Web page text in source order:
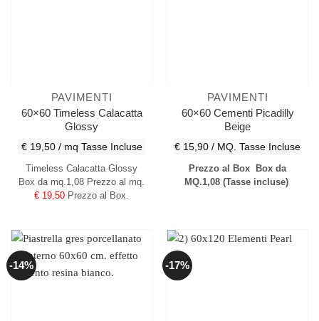
PAVIMENTI
60×60 Timeless Calacatta
Glossy
€ 19,50 / mq Tasse Incluse
Timeless Calacatta Glossy
Box da mq.1,08 Prezzo al mq.
€ 19,50 Prezzo al Box.
PAVIMENTI
60×60 Cementi Picadilly
Beige
€ 15,90 / MQ. Tasse Incluse
Prezzo al Box
Box da
MQ.1,08 (Tasse incluse)
-14% -17%